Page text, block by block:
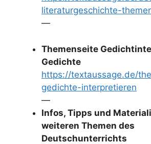
literaturgeschichte-
—
Themenseite
Gedichte
https://textaussage.de/
gedichte-interpretieren
—
Infos, Tipps und
weiteren Themen des
Deutschunterrichts